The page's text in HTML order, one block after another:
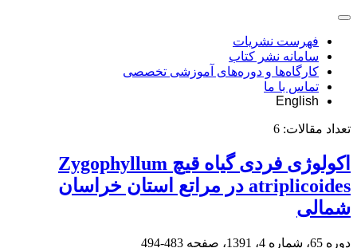
فهرست نشریات
سامانه نشر کتاب
کارگاه‌ها و دوره‌های آموزشی تخصصی
تماس با ما
English
تعداد مقالات: 6
اکولوژی فردی گیاه قیچ Zygophyllum
atriplicoides در مراتع استان خراسان
شمالی
دوره 65، شماره 4، 1391، صفحه 483-494